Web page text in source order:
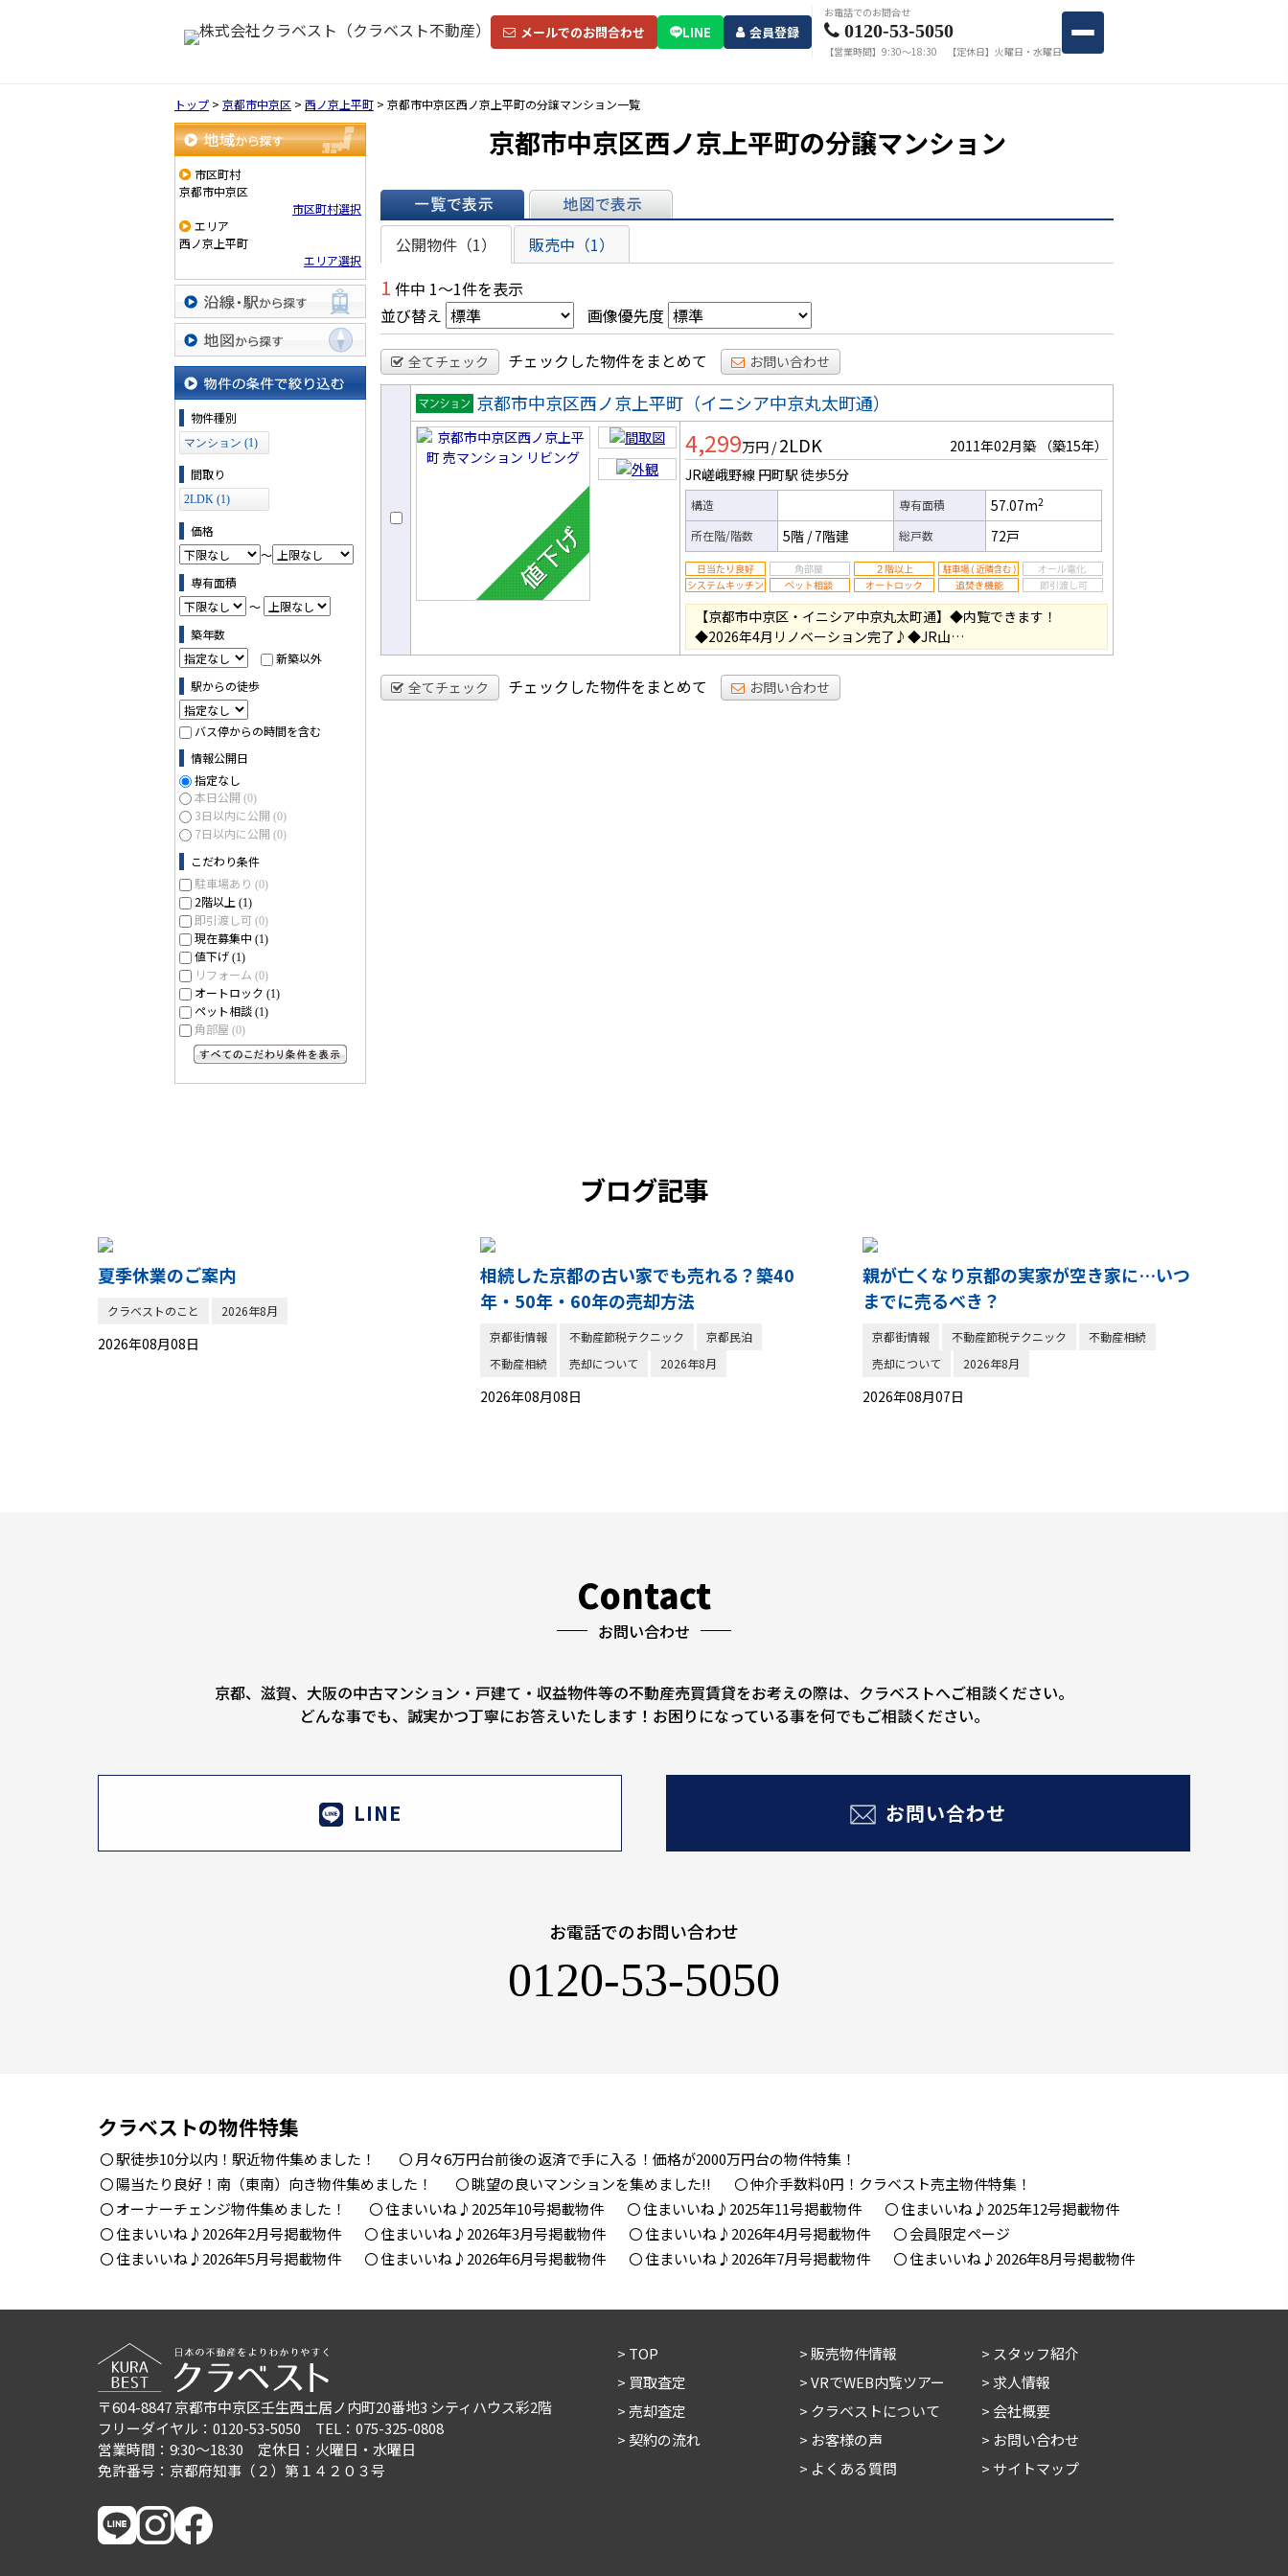
メールでのお問合わせ LINE 会員登録
お電話でのお問合せ
0120-53-5050
【営業時間】9:30〜18:30 【定休日】火曜日・水曜日
トップ > 京都市中京区 > 西ノ京上平町 > 京都市中京区西ノ京上平町の分譲マンション一覧
地域から探す
市区町村
京都市中京区
市区町村選択
エリア
西ノ京上平町
エリア選択
沿線・駅から探す
地図から探す
物件の条件で絞り込む
物件種別
マンション (1)
間取り
2LDK (1)
価格
～
専有面積
～
築年数
新築以外
駅からの徒歩
バス停からの時間を含む
情報公開日
指定なし
本日公開 (0)
3日以内に公開 (0)
7日以内に公開 (0)
こだわり条件
駐車場あり (0)
2階以上 (1)
即引渡し可 (0)
現在募集中 (1)
値下げ (1)
リフォーム (0)
オートロック (1)
ペット相談 (1)
角部屋 (0)
京都市中京区西ノ京上平町の分譲マンション
一覧で表示 地図で表示
公開物件（1） 販売中（1）
1 件中 1～1件を表示
並び替え
画像優先度
全てチェック チェックした物件をまとめて お問い合わせ
売マンシ
ョン
京都市中京区西ノ京上平町（イニシア中京丸太町通）
4,299万円 / 2LDK 2011年02月築
（築15年）
JR嵯峨野線 円町駅 徒歩5分
構造 専有面積 57.07m2
所在階/階数 5階 /7階建 総戸数 72戸
【京都市中京区・イニシア中京丸太町通】◆内覧できます！
◆2026年4月リノベーション完了♪◆JR山…
全てチェック チェックした物件をまとめて お問い合わせ
ブログ記事
夏季休業のご案内
クラベストのこと 2026年8月
2026年08月08日
相続した京都の古い家でも売れる？築40
年・50年・60年の売却方法
京都街情報 不動産節税テクニック
京都民泊
不動産相続
売却について 2026年8月
2026年08月08日
親が亡くなり京都の実家が空き家に…いつ
までに売るべき？
京都街情報 不動産節税テクニック
不動産相続
売却について
2026年8月
2026年08月07日
Contact
お問い合わせ
京都、滋賀、大阪の中古マンション・戸建て・収益物件等の不動産売買賃貸をお考えの際は、クラベストへご相談ください。
どんな事でも、誠実かつ丁寧にお答えいたします！お困りになっている事を何でもご相談ください。
LINE お問い合わせ
お電話でのお問い合わせ
0120-53-5050
クラベストの物件特集
駅徒歩10分以内！駅近物件集めました！
月々6万円台前後の返済で手に入る！価格が2000万円台の物件特集！
陽当たり良好！南（東南）向き物件集めました！
眺望の良いマンションを集めました!!
仲介手数料0円！クラベスト売主物件特集！
オーナーチェンジ物件集めました！
住まいいね♪2025年10号掲載物件 住まいいね♪2025年11号掲載物件
住まいいね♪2025年12号掲載物件
住まいいね♪2026年2月号掲載物件
住まいいね♪2026年3月号掲載物件 住まいいね♪2026年4月号掲載物件
会員限定ページ
住まいいね♪2026年5月号掲載物件
住まいいね♪2026年6月号掲載物件 住まいいね♪2026年7月号掲載物件 住まいいね♪2026年8月号掲載物件
〒604-8847京都市中京区壬生西土居ノ内町20番地3 シティハウス彩2階
フリーダイヤル：0120-53-5050
TEL：075-325-0808
営業時間：9:30〜18:30 定休日：火曜日・水曜日
免許番号：京都府知事（２）第１４２０３号
TOP
買取査定
売却査定
契約の流れ
販売物件情報
VRでWEB内覧ツアー
クラベストについて
お客様の声
よくある質問
スタッフ紹介
求人情報
会社概要
お問い合わせ
サイトマップ